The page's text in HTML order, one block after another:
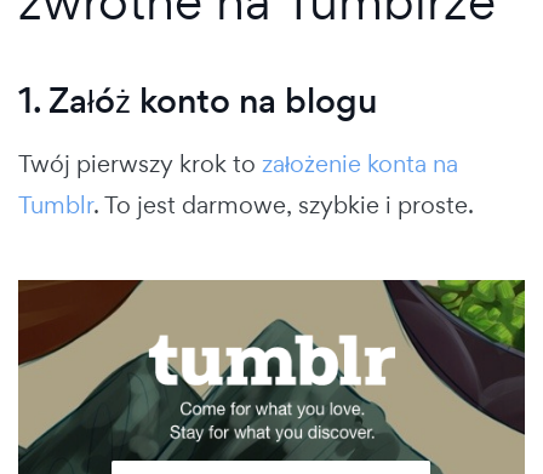
1. Załóż konto na blogu
Twój pierwszy krok to założenie konta na
Tumblr. To jest darmowe, szybkie i proste.